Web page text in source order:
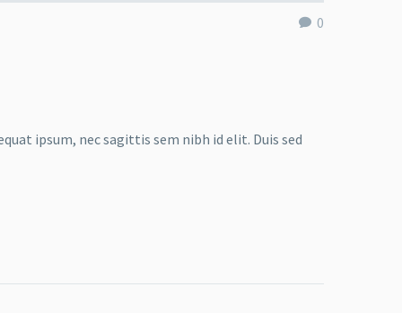
0
ipsum, nec sagittis sem nibh id elit. Duis sed